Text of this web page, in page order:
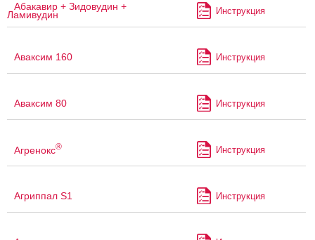
Абакавир + Зидовудин +
Ламивудин Инструкция
Аваксим 160 Инструкция
Аваксим 80 Инструкция
Агренокс® Инструкция
Агриппал S1 Инструкция